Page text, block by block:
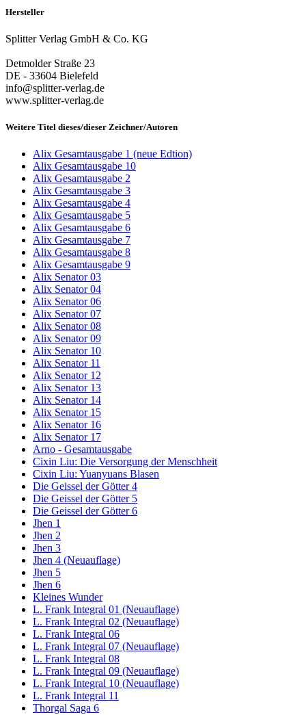
Hersteller
Splitter Verlag GmbH & Co. KG
Detmolder Straße 23
DE - 33604 Bielefeld
info@splitter-verlag.de
www.splitter-verlag.de
Weitere Titel dieses/dieser Zeichner/Autoren
Alix Gesamtausgabe 1 (neue Edtion)
Alix Gesamtausgabe 10
Alix Gesamtausgabe 2
Alix Gesamtausgabe 3
Alix Gesamtausgabe 4
Alix Gesamtausgabe 5
Alix Gesamtausgabe 6
Alix Gesamtausgabe 7
Alix Gesamtausgabe 8
Alix Gesamtausgabe 9
Alix Senator 03
Alix Senator 04
Alix Senator 06
Alix Senator 07
Alix Senator 08
Alix Senator 09
Alix Senator 10
Alix Senator 11
Alix Senator 12
Alix Senator 13
Alix Senator 14
Alix Senator 15
Alix Senator 16
Alix Senator 17
Arno - Gesamtausgabe
Cixin Liu: Die Versorgung der Menschheit
Cixin Liu: Yuanyuans Blasen
Die Geissel der Götter 4
Die Geissel der Götter 5
Die Geissel der Götter 6
Jhen 1
Jhen 2
Jhen 3
Jhen 4 (Neuauflage)
Jhen 5
Jhen 6
Kleines Wunder
L. Frank Integral 01 (Neuauflage)
L. Frank Integral 02 (Neuauflage)
L. Frank Integral 06
L. Frank Integral 07 (Neuauflage)
L. Frank Integral 08
L. Frank Integral 09 (Neuauflage)
L. Frank Integral 10 (Neuauflage)
L. Frank Integral 11
Thorgal Saga 6